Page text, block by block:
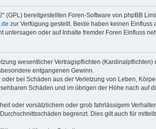
“ (GPL) bereitgestellten Foren-Software von phpBB
zur Verfügung gestellt. Beide haben keinen Einfluss
untersagen oder auf Inhalte fremder Foren Einfluss
wesentlicher Vertragspflichten
entgangenen Gewinn.
bei Schäden aus der Verletzung von Leben,
Schäden und im übrigen der Höhe nach auf
oder vorsätzlichem oder grob fahrlässigem
begrenzt. Dies gilt auch für